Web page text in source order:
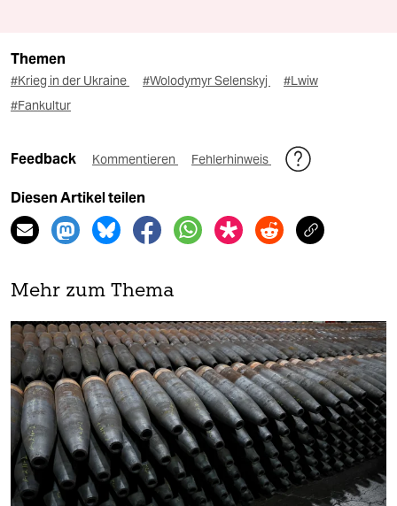
Themen
#Krieg in der Ukraine #Wolodymyr Selenskyj
#Lwiw
#Fankultur
Feedback Kommentieren Fehlerhinweis
Diesen Artikel teilen
Mehr zum Thema